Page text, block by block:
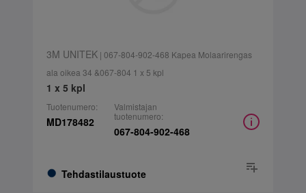
3M UNITEK| 067-804-902-468 Kapea Molaarirengas
ala oikea 34 &067-804 1 x 5 kpl
1 x 5 kpl
Tuotenumero:
MD178482
Tehdastilaustuote
Valmistajan
tuotenumero:
067-804-902-468